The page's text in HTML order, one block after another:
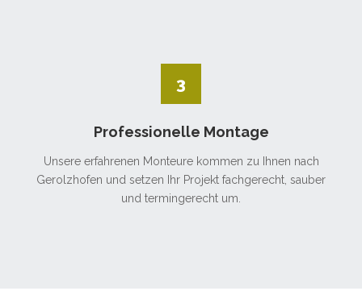
3
Professionelle Montage
Unsere erfahrenen Monteure kommen zu Ihnen nach
Gerolzhofen und setzen Ihr Projekt fachgerecht, sauber
und termingerecht um.